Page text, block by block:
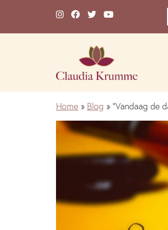
Home » Blog » “Vandaag de